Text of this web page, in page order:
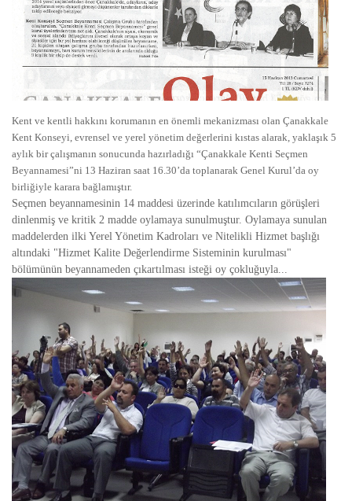
Kent ve kentli hakkını korumanın en önemli mekanizması olan Çanakkale
Kent Konseyi, evrensel ve yerel yönetim değerlerini kıstas alarak, yaklaşık 5
aylık bir çalışmanın sonucunda hazırladığı “Çanakkale Kenti Seçmen
Beyannamesi”ni 13 Haziran saat 16.30’da toplanarak Genel Kurul’da oy
birliğiyle karara bağlamıştır.
Seçmen beyannamesinin 14 maddesi üzerinde katılımcıların görüşleri
dinlenmiş ve kritik 2 madde oylamaya sunulmuştur. Oylamaya sunulan
maddelerden ilki Yerel Yönetim Kadroları ve Nitelikli Hizmet başlığı
altındaki "Hizmet Kalite Değerlendirme Sisteminin kurulması"
bölümünün beyannameden çıkartılması isteği oy çokluğuyla...